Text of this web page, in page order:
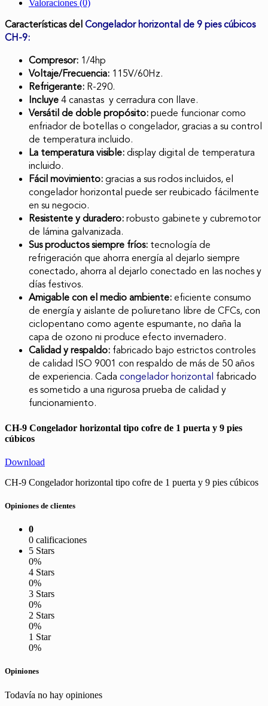
Valoraciones (0)
Características delCongelador horizontal de 9 pies cúbicos
CH-9:
Compresor: 1/4hp
Voltaje/Frecuencia: 115V/60Hz.
Refrigerante: R-290.
Incluye4 canastas y cerradura con llave.
Versátil de doble propósito:puede funcionar como
enfriador de botellas o congelador, gracias a su control
de temperatura incluido.
La temperatura visible:display digital de temperatura
incluido.
Fácil movimiento:gracias a sus rodos incluidos, el
congelador horizontal puede ser reubicado fácilmente
en su negocio.
Resistente y duradero:robusto gabinete y cubremotor
de lámina galvanizada.
Sus productos siempre fríos: tecnología de
refrigeración que ahorra energía al dejarlo siempre
conectado, ahorra al dejarlo conectado en las noches y
días festivos.
Amigable con el medio ambiente:eficiente consumo
de energía y aislante de poliuretano libre de CFCs, con
ciclopentano como agente espumante, no daña la
capa de ozono ni produce efecto invernadero.
Calidad y respaldo: fabricado bajo estrictos controles
de calidad ISO 9001 con respaldo de más de 50 años
de experiencia. Cada congelador horizontal fabricado
es sometido a una rigurosa prueba de calidad y
funcionamiento.
CH-9 Congelador horizontal tipo cofre de 1 puerta y 9 pies
cúbicos
Download
CH-9 Congelador horizontal tipo cofre de 1 puerta y 9 pies cúbicos
Opiniones de clientes
0
0 calificaciones
5 Stars
0%
4 Stars
0%
3 Stars
0%
2 Stars
0%
1 Star
0%
Opiniones
Todavía no hay opiniones